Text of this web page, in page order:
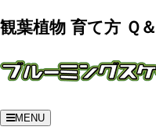
観葉植物 育て方 Ｑ
MENU